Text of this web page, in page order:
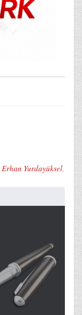
Erhan Yurdayüksel,